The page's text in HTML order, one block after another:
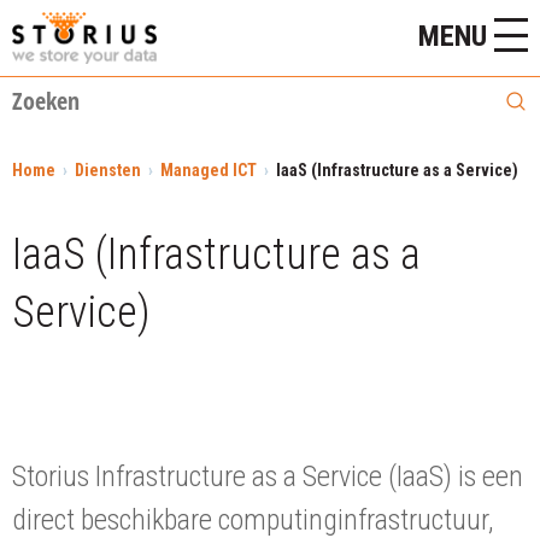
MENU
Home Diensten Managed ICT IaaS (Infrastructure as a Service)
IaaS (Infrastructure as a
Service)
Storius Infrastructure as a Service (IaaS) is een
direct beschikbare computinginfrastructuur,